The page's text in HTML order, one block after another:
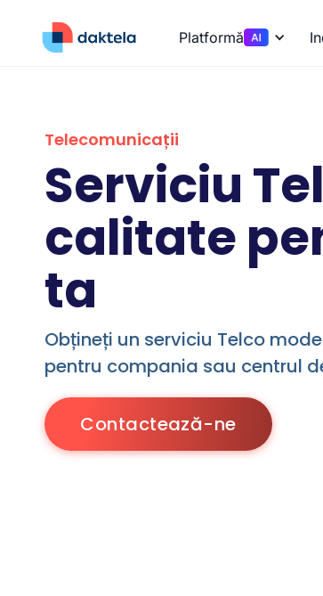
Platformă
Telecomunicații
Serviciu
calitate
ta
Obțineți un serviciu Telco
pentru compania sau centrul
Contactează-ne